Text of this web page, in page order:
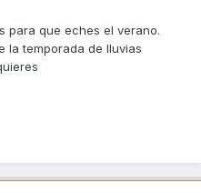
para que eches el verano.
la temporada de lluvias